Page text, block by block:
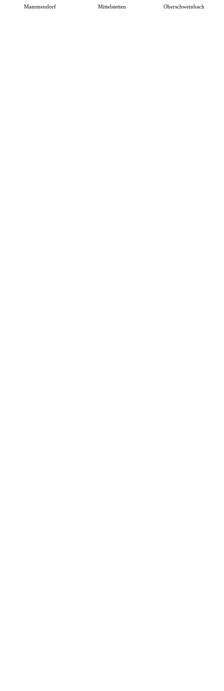
Mammendorf Mittelstetten Oberschweinbach